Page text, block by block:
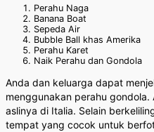
Perahu Naga
Banana Boat
Sepeda Air
Bubble Ball khas Amerika
Perahu Karet
Naik Perahu dan Gondola
Anda dan keluarga dapat
menggunakan perahu
aslinya di Italia. Selain
tempat yang cocok untuk